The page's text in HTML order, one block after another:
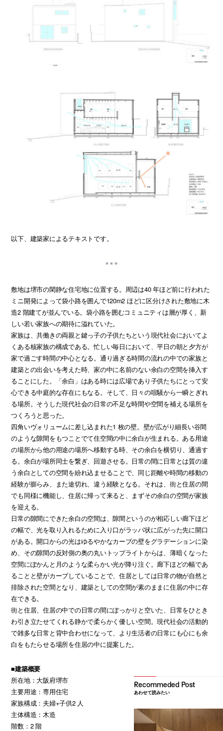
以下、建築家によるテキストです。
敷地は堺市の閑静な住宅地に位置する。周辺は40 年ほど前に行われた
ミニ開発によって袋小路を囲んで120m2 ほどに区分けされた敷地に木
造2 階建てが並んでいる。袋小路を囲むコミュニティは層が厚く、新
しい若い家族への期待に溢れていた。
家族は、共働きの両親と鍵っ子の子供たちという現代社会においてよ
くある核家族の構成である。忙しい毎日において、平日の朝と夕方が
家で過ごす時間の中心となる。通り過ぎる時間の流れの中での家族と
建築との出会いを考えた時、家の中に名前のない余白の空間を挿入す
ることにした。「余白」はある時には広場であり子供たちにとって安
心できる中庭的な存在にもなる。そして、日々の喧騒から一瞬とぎれ
る場所。そうした現代社会の日常の不足な時間や空間を補える場所を
つくろうと思った。
四角いヴォリュームに差し込まれた1 枚の壁。壁が広がり細長い谷間
のような隙間をもつことでて住空間の中に余白が生まれる。ある用途
の場所から他の用途の場所へ移動する時、その余白を横切り、通過す
る。余白が場所同士を繋ぎ、回遊させる。日常の間に日常とは質の違
う余白としての空間を紛れ込ませることで、同じ距離や時間の移動の
経験が膨らみ、また途切れ、違う経験となる。それは、街と住居の間
でも同様に機能し、住居に帰って来ると、まずその余白の空間が家族
を迎える。
日常の隙間にできた余白の空間は、隙間というのが相応しい廊下ほど
の幅で、光を取り入れるために入り口がラッパ状に広がった先に開口
がある。開口からの光はゆるやかなカーブの壁をグラデーションに染
め、その隙間の反対側の奥の丸いトップライトからは、薄暗くなった
空間にぽかんと月のような柔らかい光が降り注ぐ。廊下ほどの幅であ
ることと壁がカーブしていることで、住居としては日常の物が自然と
排除された空間となり、建築としての空間が素のままに住居の中に存
在できる。
街と住居、住居の中での日常の間にぽっかりと空いた、日常をひとき
わ引き立たせてくれる静かで柔らかく優しい空間。現代社会の活動的
で雑多な日常と背中合わせになって、より生活者の日常にも心にも余
白をもたらせる場所を住居の中に提案した。
■建築概要
所在地：大阪府堺市
主要用途：専用住宅
家族構成：夫婦+子供2 人
主体構造：木造
階数：2 階
あわせて読みたい